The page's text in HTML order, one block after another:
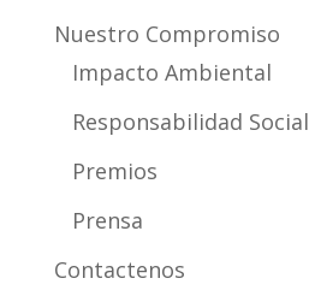
Nuestro Compromiso
Impacto Ambiental
Responsabilidad Social
Premios
Prensa
Contactenos